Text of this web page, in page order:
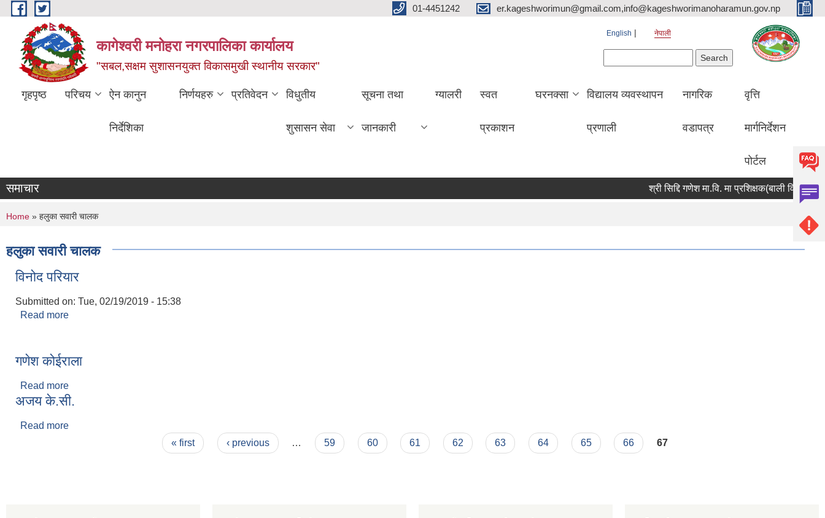
Skip to main content 01-4451242 er.kageshworimun@gmail.com,info@kageshworimanoharamun.gov.np
कागेश्वरी मनोहरा नगरपालिका कार्यालय
"सबल,सक्षम सुशासनयुक्त विकासमुखी स्थानीय सरकार"
English नेपाली
गृहपृष्ठ परिचय ऐन कानुन
निर्देशिका
निर्णयहरु प्रतिवेदन विधुतीय
शुसासन सेवा
सूचना तथा
जानकारी
ग्यालरी स्वत
प्रकाशन
घरनक्सा विद्यालय व्यवस्थापन
प्रणाली
नागरिक
वडापत्र
वृत्ति
मार्गनिर्देशन
पोर्टल
समाचार श्री सिद्दि गणेश मा.वि. मा प्रशिक्षक(बाली विज्ञान)
You are here
Home » हलुका सवारी चालक
हलुका सवारी चालक
विनोद परियार
Submitted on: Tue, 02/19/2019 - 15:38
Read more
गणेश कोईराला
Read more
अजय के.सी.
Read more
« first ‹ previous … 59 60 61 62 63 64 65 66 67